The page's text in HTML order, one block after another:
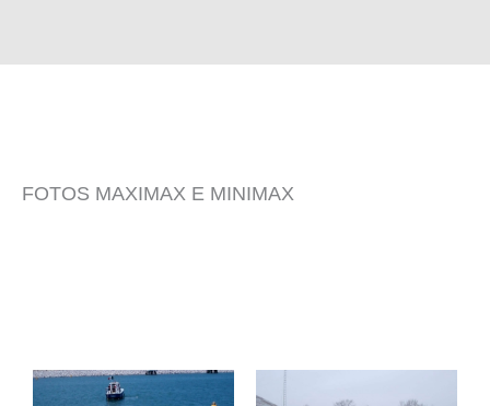
FOTOS MAXIMAX E MINIMAX